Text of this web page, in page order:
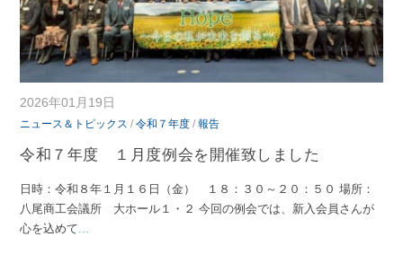
2026年01月19日
ニュース＆トピックス /令和７年度 /報告
令和７年度 １月度例会を開催致しました
日時：令和８年１月１６日（金） １８：３０～２０：５０ 場所：
八尾商工会議所 大ホール１・２ 今回の例会では、新入会員さんが
心を込めて